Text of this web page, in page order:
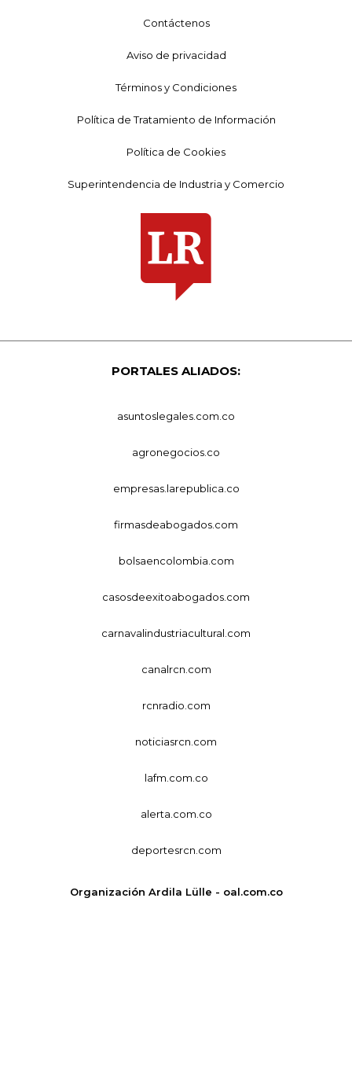
Contáctenos
Aviso de privacidad
Términos y Condiciones
Política de Tratamiento de Información
Política de Cookies
Superintendencia de Industria y Comercio
PORTALES ALIADOS:
asuntoslegales.com.co
agronegocios.co
empresas.larepublica.co
firmasdeabogados.com
bolsaencolombia.com
casosdeexitoabogados.com
carnavalindustriacultural.com
canalrcn.com
rcnradio.com
noticiasrcn.com
lafm.com.co
alerta.com.co
deportesrcn.com
Organización Ardila Lülle - oal.com.co